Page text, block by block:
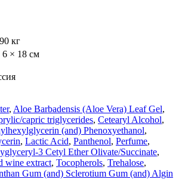
кг
6 × 18 см
, Aloe Barbadensis (Aloe Vera) Leaf Gel,
capric triglycerides, Cetearyl Alcohol,
(and) Phenoxyethanol,
, Lactic Acid, Panthenol, Perfume,
3 Cetyl Ether Olivate/Succinate,
wine extract, Tocopherols, Trehalose,
Gum (and) Sclerotium Gum (and) Algin